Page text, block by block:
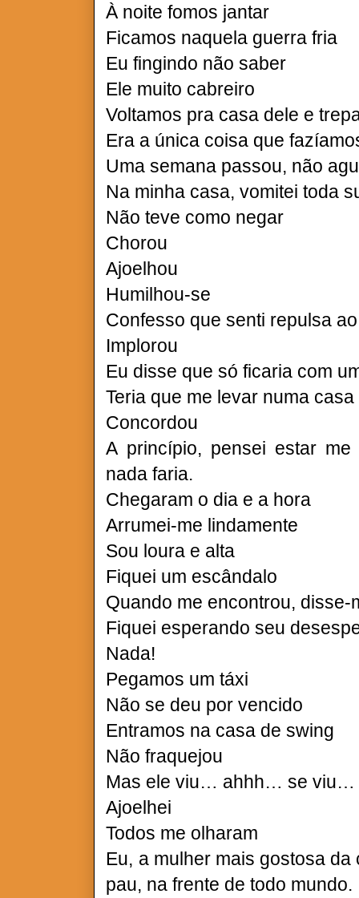
À noite fomos jantar
Ficamos naquela guerra fria
Eu fingindo não saber
Ele muito cabreiro
Voltamos pra casa dele e
Era a única coisa que
Uma semana passou, não
Na minha casa, vomitei toda
Não teve como negar
Chorou
Ajoelhou
Humilhou-se
Confesso que senti repulsa
Implorou
Eu disse que só ficaria com
Teria que me levar numa
Concordou
A princípio, pensei estar
nada faria.
Chegaram o dia e a hora
Arrumei-me lindamente
Sou loura e alta
Fiquei um escândalo
Quando me encontrou, disse-
Fiquei esperando seu
Nada!
Pegamos um táxi
Não se deu por vencido
Entramos na casa de swing
Não fraquejou
Mas ele viu… ahhh… se viu…
Ajoelhei
Todos me olharam
Eu, a mulher mais gostosa
pau, na frente de todo mundo.